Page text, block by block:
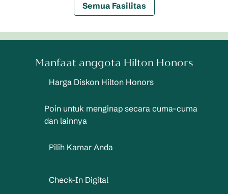
Semua Fasilitas
Manfaat anggota Hilton Honors
Harga Diskon Hilton Honors
Poin untuk menginap secara cuma-cuma
dan lainnya
Pilih Kamar Anda
Check-In Digital